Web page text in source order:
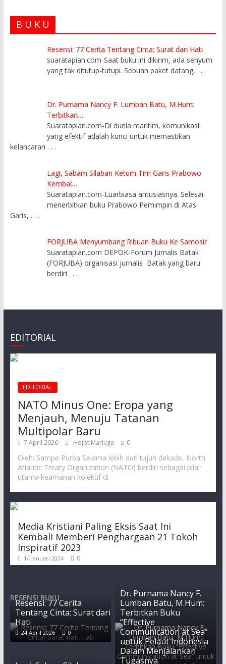
B U K U
Resensi: 77 Cerita Tentang Cinta; Surat dari Hati
suaratapian.com-Saat buku ini dikirim, ada senyum
yang tak ditutup-tutupi. Sebuah paket datang, . . .
Dr. Purnama Nancy F. Lumban Batu, M.Hum:
Terbitkan…
Suaratapian.com-Di dunia maritim, komunikasi
yang efektif adalah kunci untuk memastikan
kelancaran . . .
Lagi, Sabam Silaban Ketum Tim Garis Prabowo
Kembal…
Suaratapian.com-Luarbiasa antusiasnya. Selesai
menerbitkan buku Prabowo Pemimpin di Atas
Garis, . . .
FORJUBA Menyumbang Ribuan Buku Ke Samosir
Suaratapian.com DEPOK-Forum Jurnalis Batak
(FORJUBA) organisasi jurnalis Batak yang baru
berdiri . . .
EDITORIAL
EDITORIAL
NATO Minus One: Eropa yang
Menjauh, Menuju Tatanan
Multipolar Baru
7 April 2026 Hojot Marluga 0
Oleh: Sampe Purba Selama lebih dari tujuh dekade, North
Atlantic Treaty Organization (NATO) berdiri sebagai pilar
utama keamanan kolektif di
Media Kristiani Paling Eksis Saat Ini
Kembali Memberi Penghargaan 21 Tokoh
Inspiratif 2023
14 Januari 2024 0
RESENSI BUKU
Resensi: 77 Cerita
Tentang Cinta; Surat dari
Hati
24 April 2026 0
Dr. Purnama Nancy F.
Lumban Batu, M.Hum:
Terbitkan Buku
“Effective
Communication at Sea”
untuk Pelaut Indonesia
Dalam Menjalankan
Tugasnya